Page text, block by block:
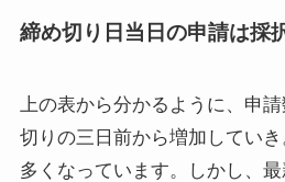
締め切り日当日の申請は採
上の表から分かるように、申
切りの三日前から増加してい
多くなっています。しかし、